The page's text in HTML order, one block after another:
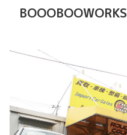
BOOOBOOWORKS